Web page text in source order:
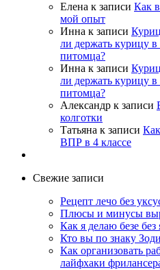
Елена к записи Как
мой опыт
Инна к записи
ли держать курицу в
питомца?
Инна к записи
ли держать курицу в
питомца?
Александр к записи
колготки
Татьяна к записи
ВПР в 4 классе
Свежие записи
Рецепт лечо без
Плюсы и минусы
Как я делаю безе без
Кто вы по знаку
Как организовать
лайфхаки